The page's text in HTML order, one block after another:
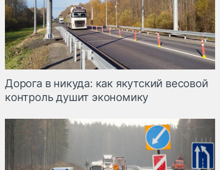
Дорога в никуда: как якутский весовой
контроль душит экономику